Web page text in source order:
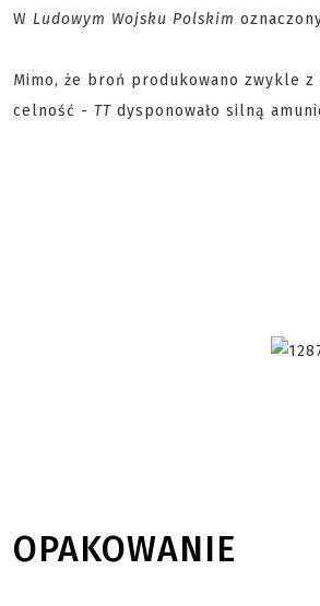
W Ludowym Wojsku Polskim
Mimo, że broń produkowano zwykle z
celność - TT dysponowało silną
OPAKOWANIE